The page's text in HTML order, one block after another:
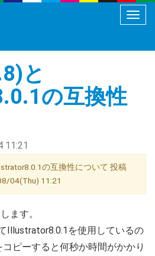
メ
ュ
と
の互換性
11:21
の互換性について 投稿
04(Thu) 11:21
ます。
Illustrator8.0.1を使用しているの
ピーすると何秒か時間がかかり